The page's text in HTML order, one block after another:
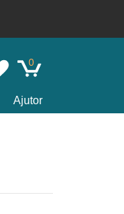
0
Ajutor